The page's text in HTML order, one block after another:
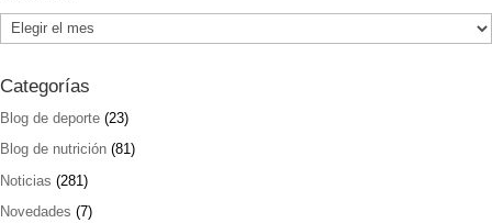
Archivos
Categorías
Blog de deporte (23)
Blog de nutrición (81)
Noticias (281)
Novedades (7)